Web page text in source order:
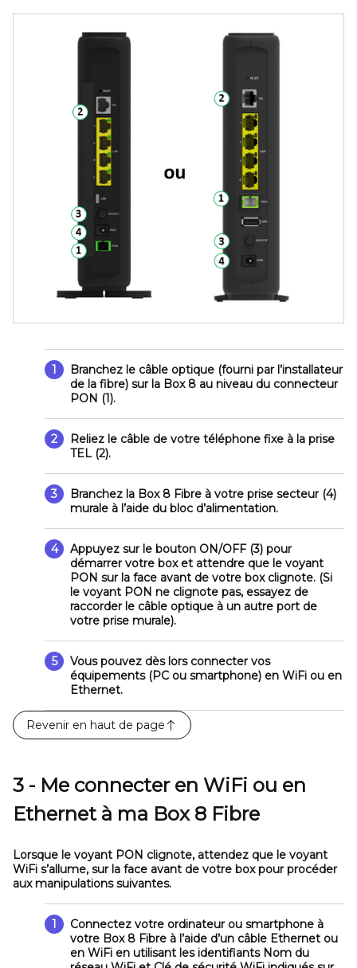
1
Branchez le câble optique (fourni par l’installateur
de la fibre) sur la Box 8 au niveau du connecteur
PON (1).
2
Reliez le câble de votre téléphone fixe à la prise
TEL (2).
3 Branchez la Box 8 Fibre à votre prise secteur (4)
murale à l’aide du bloc d’alimentation.
4 Appuyez sur le bouton ON/OFF (3) pour
démarrer votre box et attendre que le voyant
PON sur la face avant de votre box clignote. (Si
le voyant PON ne clignote pas, essayez de
raccorder le câble optique à un autre port de
votre prise murale).
5
Vous pouvez dès lors connecter vos
équipements (PC ou smartphone) en WiFi ou en
Ethernet.
Revenir en haut de page
3 - Me connecter en WiFi ou en
Ethernet à ma Box 8 Fibre
Lorsque le voyant PON clignote, attendez que le voyant
WiFi s’allume, sur la face avant de votre box pour procéder
aux manipulations suivantes.
1
Connectez votre ordinateur ou smartphone à
votre Box 8 Fibre à l’aide d’un câble Ethernet ou
en WiFi en utilisant les identifiants Nom du